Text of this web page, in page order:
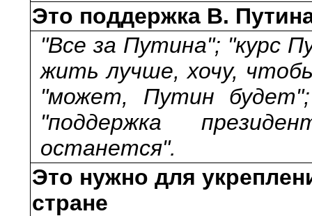
Это поддержка В.
"Все за Путина"; "курс
жить лучше, хочу,
"может, Путин
"поддержка
останется".
Это нужно для
стране